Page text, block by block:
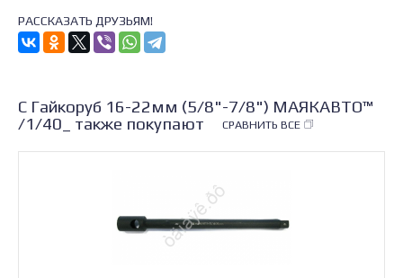
РАССКАЗАТЬ ДРУЗЬЯМ!
С Гайкоруб 16-22мм (5/8"-7/8") МАЯКАВТО™
/1/40_ также покупают
СРАВНИТЬ ВСЕ